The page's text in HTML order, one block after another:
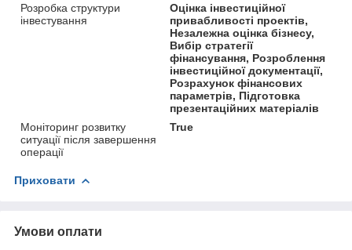
Розробка структури
інвестування
Оцінка інвестиційної
привабливості проектів,
Незалежна оцінка бізнесу,
Вибір стратегії
фінансування, Розроблення
інвестиційної документації,
Розрахунок фінансових
параметрів, Підготовка
презентаційних матеріалів
Моніторинг розвитку
ситуації після завершення
операції
True
Приховати
Умови оплати